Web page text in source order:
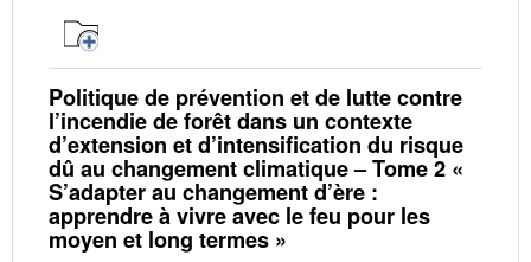
Politique de prévention et de lutte contre
l’incendie de forêt dans un contexte
d’extension et d’intensification du risque
dû au changement climatique – Tome 2 «
S’adapter au changement d’ère :
apprendre à vivre avec le feu pour les
moyen et long termes »